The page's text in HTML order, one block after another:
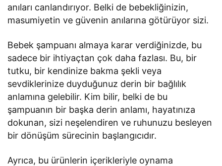
anıları canlandırıyor. Belki de bebekliğinizin,
masumiyetin ve güvenin anılarına götürüyor sizi.
Bebek şampuanı almaya karar verdiğinizde, bu
sadece bir ihtiyaçtan çok daha fazlası. Bu, bir
tutku, bir kendinize bakma şekli veya
sevdiklerinize duyduğunuz derin bir bağlılık
anlamına gelebilir. Kim bilir, belki de bu
şampuanın bir başka derin anlamı, hayatınıza
dokunan, sizi neşelendiren ve ruhunuzu besleyen
bir dönüşüm sürecinin başlangıcıdır.
Ayrıca, bu ürünlerin içerikleriyle oynama